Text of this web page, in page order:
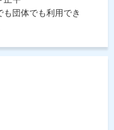
団体でも利用でき